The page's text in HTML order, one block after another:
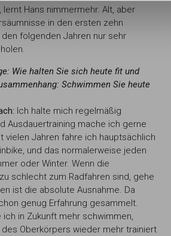
Hans nimmermehr. Alt, aber
in den ersten zehn
folgenden Jahren nur sehr
Wie halten Sie sichheute fit und
hang: Schwimmen Sie heute
Ich halte mich regelmäßig
Ausdauertraining mache ich gerne
vielen Jahren fahre ich hauptsächlich
und das normalerweise jeden
oder Winter. Wenn die
schlecht zum Radfahren sind, gehe
ist die absolute Ausnahme. Da
genug Erfahrung gesammelt.
in Zukunft mehr schwimmen,
Oberkörpers wieder mehr trainiert